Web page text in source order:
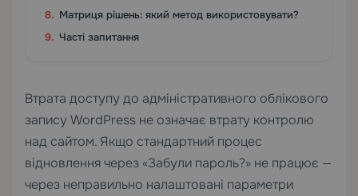
Матриця рішень: який метод використовувати?
Часті запитання
Втрата доступу до адміністративного облікового
запису WordPress не означає втрату контролю
над сайтом. Якщо стандартний процес
відновлення через «Забули пароль?» не працює —
через неправильно налаштовані параметри